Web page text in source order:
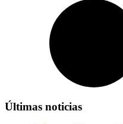
Últimas noticias